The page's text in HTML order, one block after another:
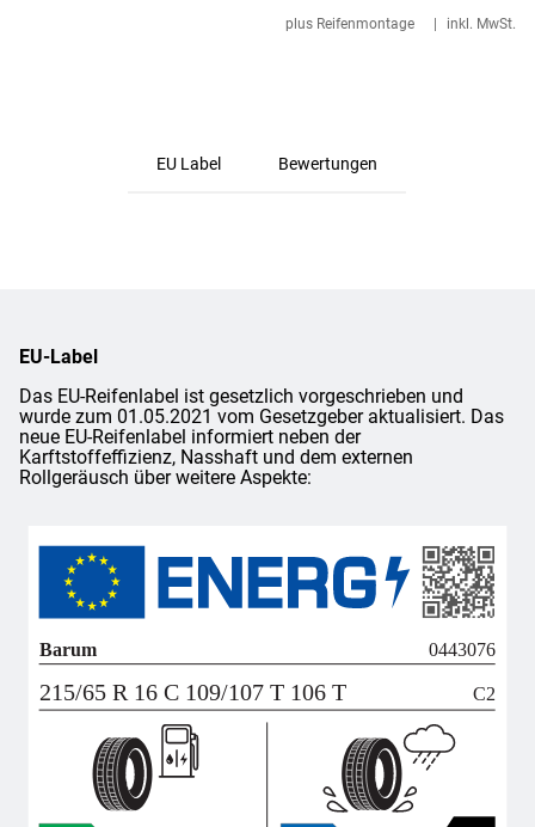
plus Reifenmontage inkl. MwSt.
EU Label Bewertungen
EU-Label
Das EU-Reifenlabel ist gesetzlich vorgeschrieben und
wurde zum 01.05.2021 vom Gesetzgeber aktualisiert. Das
neue EU-Reifenlabel informiert neben der
Karftstoffeffizienz, Nasshaft und dem externen
Rollgeräusch über weitere Aspekte: